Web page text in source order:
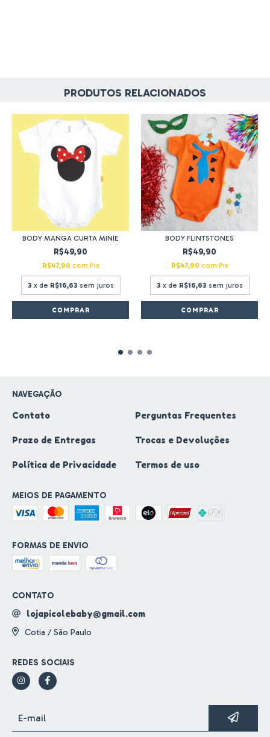
PRODUTOS RELACIONADOS
BODY MANGA CURTA MINIE
R$49,90
R$47,90 com Pix
3 x de R$16,63 sem juros
COMPRAR
BODY FLINTSTONES
R$49,90
R$47,90 com Pix
3 x de R$16,63 sem juros
COMPRAR
NAVEGAÇÃO
Contato Perguntas Frequentes
Prazo de Entregas Trocas e Devoluções
Política de Privacidade Termos de uso
MEIOS DE PAGAMENTO
FORMAS DE ENVIO
CONTATO
lojapicolebaby@gmail.com
Cotia / São Paulo
REDES SOCIAIS